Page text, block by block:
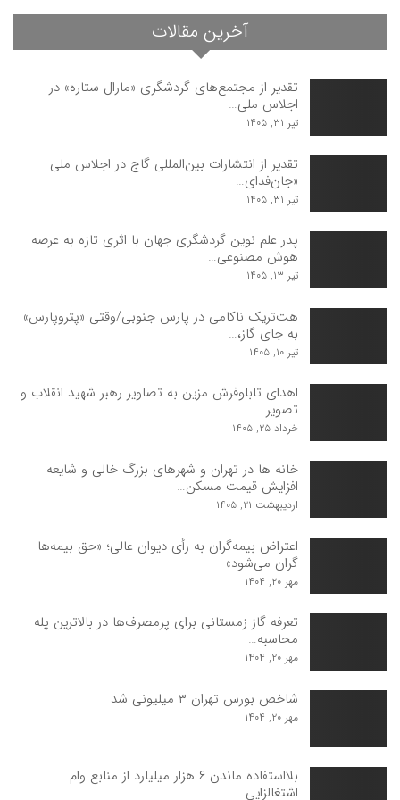
آخرین مقالات
تقدیر از مجتمع‌های گردشگری «مارال ستاره» در
اجلاس ملی…
تیر ۳۱, ۱۴۰۵
تقدیر از انتشارات بین‌المللی گاج در اجلاس ملی
«جان‌فدای…
تیر ۳۱, ۱۴۰۵
پدر علم نوین گردشگری جهان با اثری تازه به عرصه
هوش مصنوعی…
تیر ۱۳, ۱۴۰۵
هت‌تریک ناکامی در پارس جنوبی/وقتی «پتروپارس»
به جای گاز،…
تیر ۱۰, ۱۴۰۵
اهدای تابلوفرش مزین به تصاویر رهبر شهید انقلاب و
تصویر…
خرداد ۲۵, ۱۴۰۵
خانه ها در تهران و شهرهای بزرگ خالی و شایعه
افزایش قیمت مسکن…
اردیبهشت ۲۱, ۱۴۰۵
اعتراض بیمه‌گران به رأی دیوان عالی؛ «حق بیمه‌ها
گران می‌شود»
مهر ۲۰, ۱۴۰۴
تعرفه گاز زمستانی برای پرمصرف‌ها در بالاترین پله
محاسبه…
مهر ۲۰, ۱۴۰۴
شاخص بورس تهران ۳ میلیونی شد
مهر ۲۰, ۱۴۰۴
بلااستفاده ماندن ۶‌ هزار میلیارد از منابع وام
اشتغالزایی